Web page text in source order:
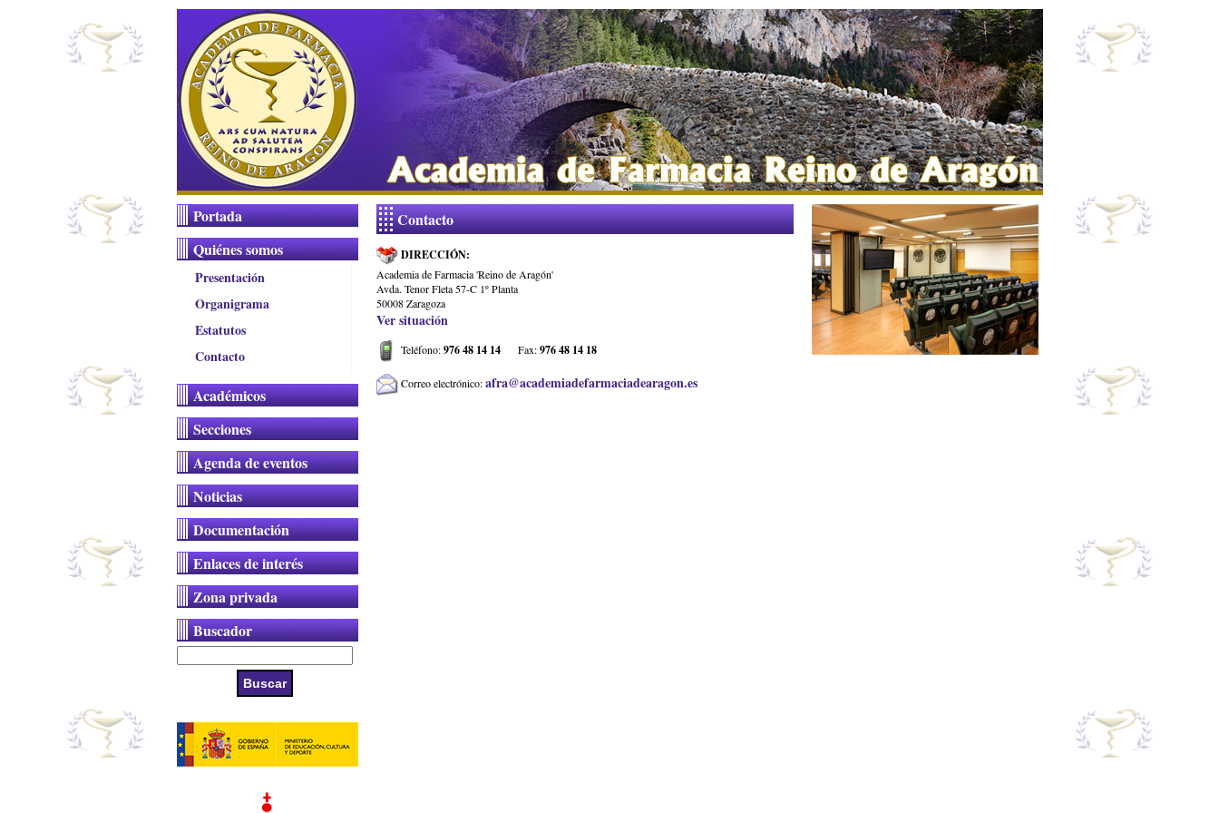
Portada
Quiénes somos
Presentación
Organigrama
Estatutos
Contacto
Académicos
Secciones
Agenda de eventos
Noticias
Documentación
Enlaces de interés
Zona privada
Buscador
Contacto
DIRECCIÓN:
Academia de Farmacia 'Reino de Aragón'
Avda. Tenor Fleta 57-C 1º Planta
50008 Zaragoza
Ver situación
Teléfono:976 48 14 14 Fax:976 48 14 18
Correo electrónico:afra@academiadefarmaciadearagon.es